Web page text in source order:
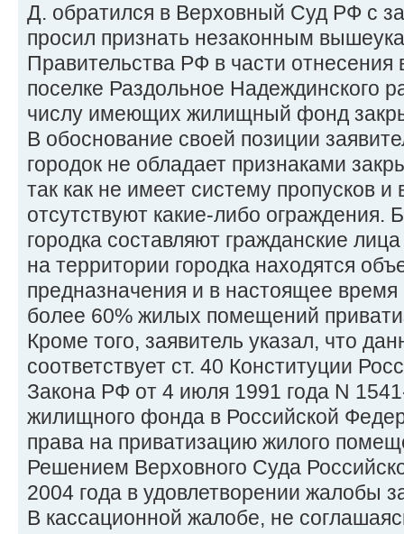
Д. обратился в Верховный Суд РФ с
просил признать незаконным
Правительства РФ в части отнесения
поселке Раздольное Надеждинского
числу имеющих жилищный фонд
В обоснование своей позиции
городок не обладает признаками
так как не имеет систему пропусков и
отсутствуют какие-либо ограждения.
городка составляют гражданские
на территории городка находятся
предназначения и в настоящее
более 60% жилых помещений
Кроме того, заявитель указал, что
соответствует ст. 40 Конституции
Закона РФ от 4 июля 1991 года N
жилищного фонда в Российской
права на приватизацию жилого
Решением Верховного Суда
2004 года в удовлетворении жалобы
В кассационной жалобе, не